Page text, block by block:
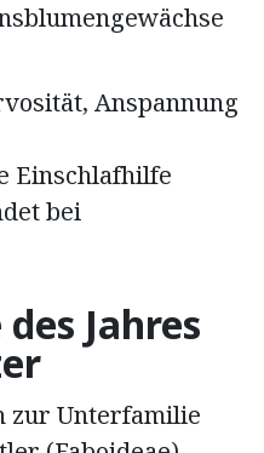
Anspannung
Einschlafhilfe
bei
Jahres
zur Unterfamilie